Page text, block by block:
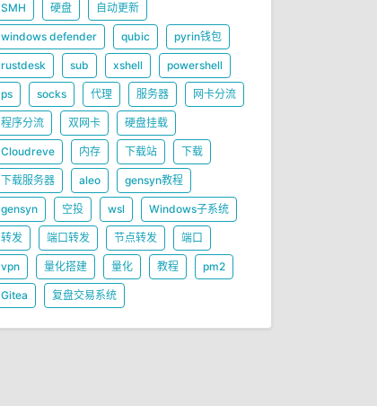
SMH 硬盘 自动更新
windows defender qubic pyrin钱包
rustdesk sub xshell powershell
ps socks 代理 服务器 网卡分流
程序分流 双网卡 硬盘挂载
Cloudreve 内存 下载站 下载
下载服务器 aleo gensyn教程
gensyn 空投 wsl Windows子系统
转发 端口转发 节点转发 端口
vpn 量化搭建 量化 教程 pm2
Gitea 复盘交易系统